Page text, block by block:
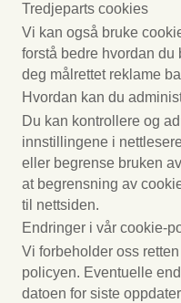
Tredjeparts cookies
Vi kan også bruke
forstå bedre hvordan du
deg målrettet reklame
Hvordan kan du
Du kan kontrollere og
innstillingene i
eller begrense bruken
at begrensning av
til nettsiden.
Endringer i vår cookie-
Vi forbeholder oss
policyen. Eventuelle
datoen for siste